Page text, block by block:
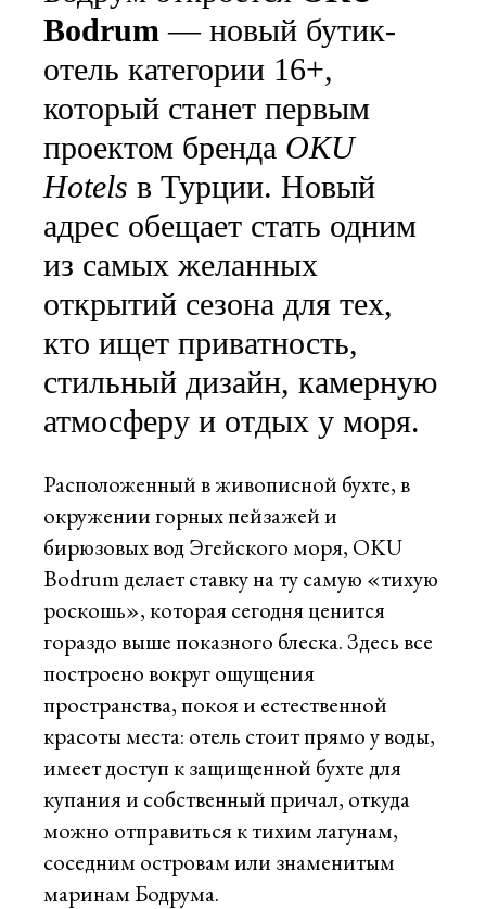
Bodrum — новый бутик-
отель категории 16+,
который станет первым
проектом бренда OKU
Hotels в Турции. Новый
адрес обещает стать одним
из самых желанных
открытий сезона для тех,
кто ищет приватность,
стильный дизайн, камерную
атмосферу и отдых у моря.
Расположенный в живописной бухте, в
окружении горных пейзажей и
бирюзовых вод Эгейского моря, OKU
Bodrum делает ставку на ту самую «тихую
роскошь», которая сегодня ценится
гораздо выше показного блеска. Здесь все
построено вокруг ощущения
пространства, покоя и естественной
красоты места: отель стоит прямо у воды,
имеет доступ к защищенной бухте для
купания и собственный причал, откуда
можно отправиться к тихим лагунам,
соседним островам или знаменитым
маринам Бодрума.